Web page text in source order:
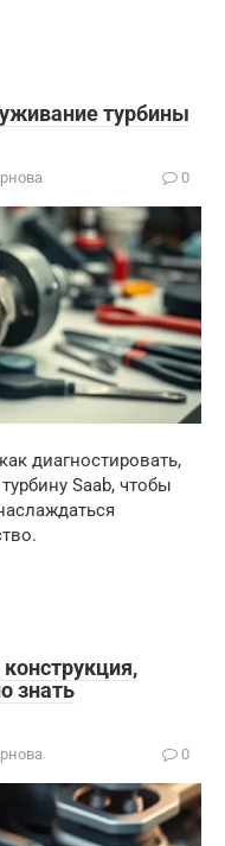
турбины
0
диагностировать,
Saab, чтобы
знать
0